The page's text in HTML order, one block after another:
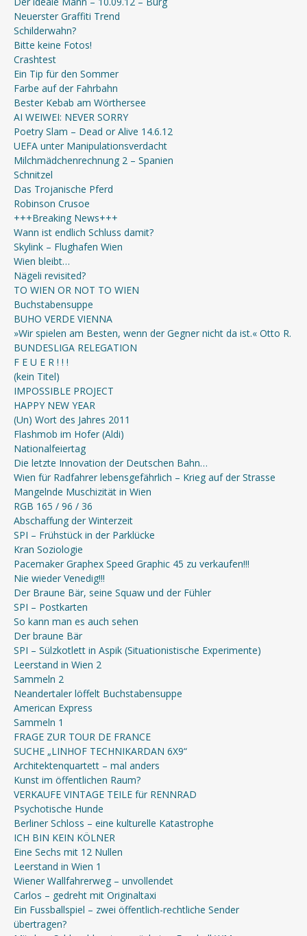
Neuerster Graffiti Trend
Schilderwahn?
Bitte keine Fotos!
Crashtest
Ein Tip für den Sommer
Farbe auf der Fahrbahn
Bester Kebab am Wörthersee
AI WEIWEI: NEVER SORRY
Poetry Slam – Dead or Alive 14.6.12
UEFA unter Manipulationsverdacht
Milchmädchenrechnung 2 – Spanien
Schnitzel
Das Trojanische Pferd
Robinson Crusoe
+++Breaking News+++
Wann ist endlich Schluss damit?
Skylink – Flughafen Wien
Wien bleibt…
Nägeli revisited?
TO WIEN OR NOT TO WIEN
Buchstabensuppe
BUHO VERDE VIENNA
»Wir spielen am Besten, wenn der Gegner nicht da ist.« Otto R.
BUNDESLIGA RELEGATION
F E U E R ! ! !
(kein Titel)
IMPOSSIBLE PROJECT
HAPPY NEW YEAR
(Un) Wort des Jahres 2011
Flashmob im Hofer (Aldi)
Nationalfeiertag
Die letzte Innovation der Deutschen Bahn…
Wien für Radfahrer lebensgefährlich – Krieg auf der Strasse
Mangelnde Muschizität in Wien
RGB 165 / 96 / 36
Abschaffung der Winterzeit
SPI – Frühstück in der Parklücke
Kran Soziologie
Pacemaker Graphex Speed Graphic 45 zu verkaufen!!!
Nie wieder Venedig!!!
Der Braune Bär, seine Squaw und der Fühler
SPI – Postkarten
So kann man es auch sehen
Der braune Bär
SPI – Sülzkotlett in Aspik (Situationistische Experimente)
Leerstand in Wien 2
Sammeln 2
Neandertaler löffelt Buchstabensuppe
American Express
Sammeln 1
FRAGE ZUR TOUR DE FRANCE
SUCHE „LINHOF TECHNIKARDAN 6X9“
Architektenquartett – mal anders
Kunst im öffentlichen Raum?
VERKAUFE VINTAGE TEILE für RENNRAD
Psychotische Hunde
Berliner Schloss – eine kulturelle Katastrophe
ICH BIN KEIN KÖLNER
Eine Sechs mit 12 Nullen
Leerstand in Wien 1
Wiener Wallfahrerweg – unvollendet
Carlos – gedreht mit Originaltaxi
Ein Fussballspiel – zwei öffentlich-rechtliche Sender
übertragen?